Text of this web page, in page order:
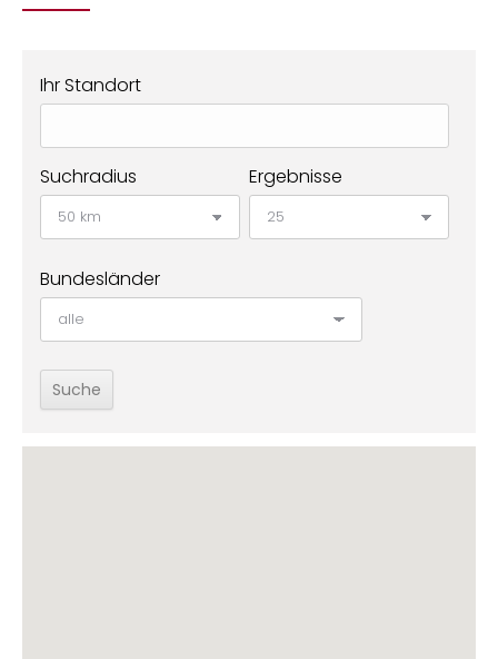
Ihr Standort
Suchradius Ergebnisse
Bundesländer